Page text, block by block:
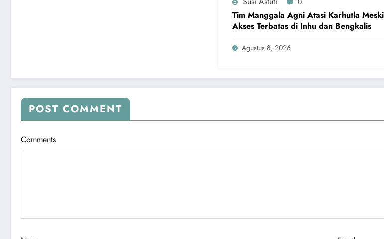
Tim Manggala Agni Atasi Karhutla Meski
Akses Terbatas di Inhu dan Bengkalis
Agustus 8, 2026
POST COMMENT
Comments